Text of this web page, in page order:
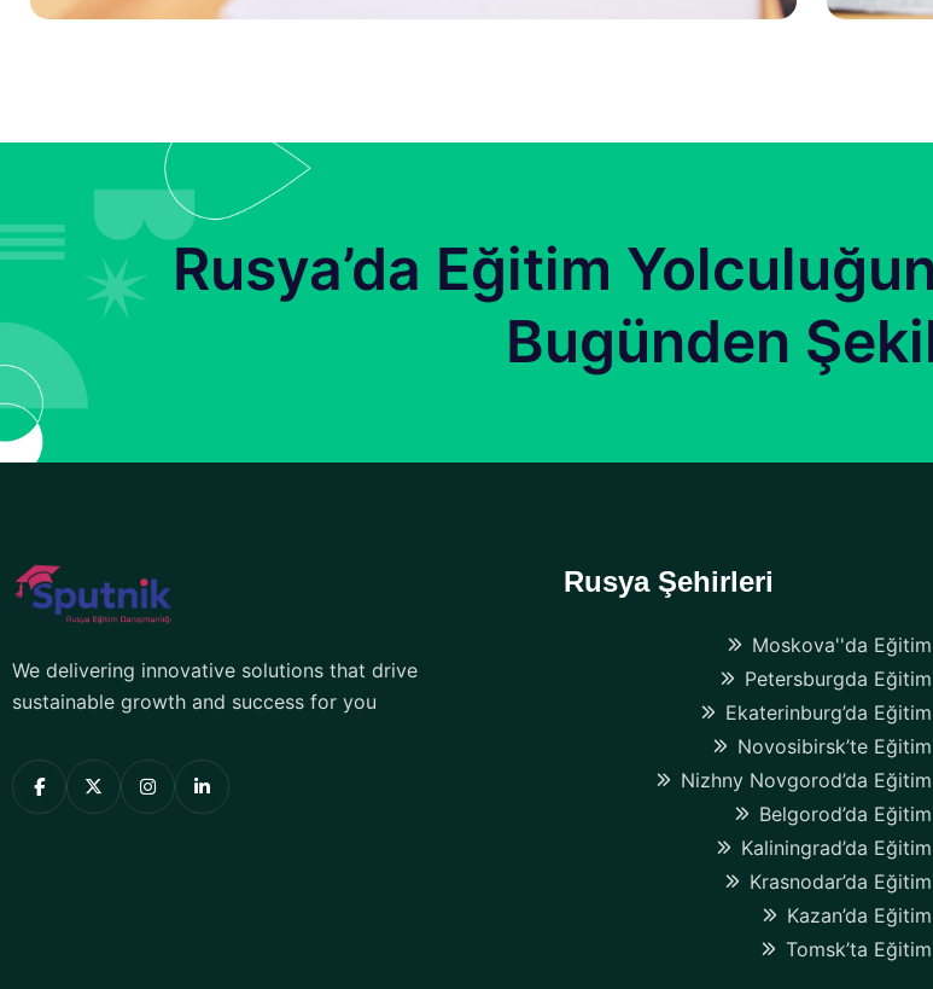
Rusya’da Eğitim
Bugünden
We delivering innovative solutions that drive
sustainable growth and success for you
Rusya Şehirleri
Moskova''da Eğitim
Petersburgda Eğitim
Ekaterinburg’da Eğitim
Novosibirsk’te Eğitim
Nizhny Novgorod’da Eğitim
Belgorod’da Eğitim
Kaliningrad’da Eğitim
Krasnodar’da Eğitim
Kazan’da Eğitim
Tomsk’ta Eğitim